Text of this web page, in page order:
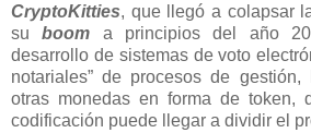
CryptoKitties, que llegó a colapsar
suboom a principios del año
desarrollo de sistemas de voto
notariales” de procesos de
otras monedas en forma de token,
codificación puede llegar a dividir el